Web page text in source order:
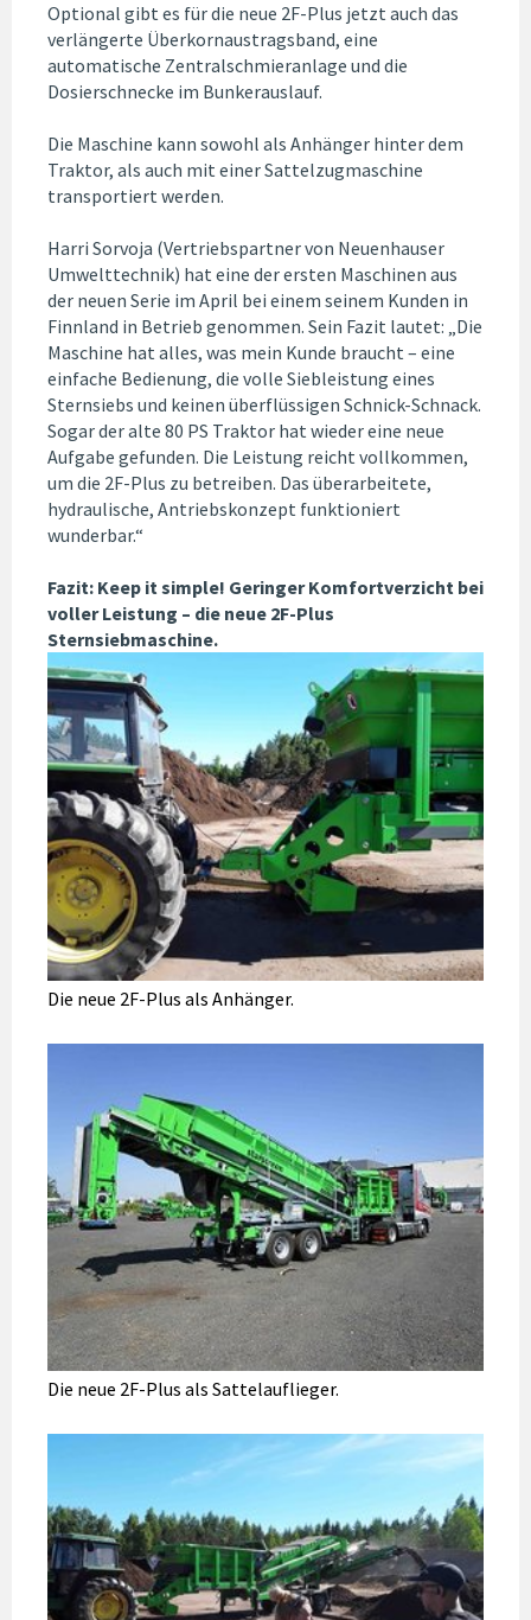
Optional gibt es für die neue 2F-Plus jetzt auch das
verlängerte Überkornaustragsband, eine
automatische Zentralschmieranlage und die
Dosierschnecke im Bunkerauslauf.
Die Maschine kann sowohl als Anhänger hinter dem
Traktor, als auch mit einer Sattelzugmaschine
transportiert werden.
Harri Sorvoja (Vertriebspartner von Neuenhauser
Umwelttechnik) hat eine der ersten Maschinen aus
der neuen Serie im April bei einem seinem Kunden in
Finnland in Betrieb genommen. Sein Fazit lautet: „Die
Maschine hat alles, was mein Kunde braucht – eine
einfache Bedienung, die volle Siebleistung eines
Sternsiebs und keinen überflüssigen Schnick-Schnack.
Sogar der alte 80 PS Traktor hat wieder eine neue
Aufgabe gefunden. Die Leistung reicht vollkommen,
um die 2F-Plus zu betreiben. Das überarbeitete,
hydraulische, Antriebskonzept funktioniert
wunderbar.“
Fazit: Keep it simple! Geringer Komfortverzicht bei
voller Leistung – die neue 2F-Plus
Sternsiebmaschine.
Die neue 2F-Plus als Anhänger.
Die neue 2F-Plus als Sattelauflieger.